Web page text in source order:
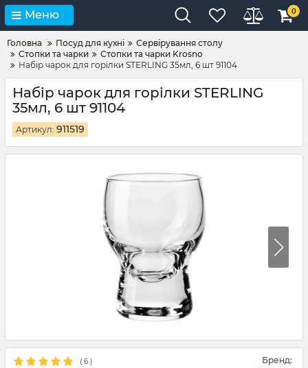
Меню 0
Головна Посуд для кухні
Сервірування столу
Стопки та чарки
Стопки та чарки Krosno
Набір чарок для горілки STERLING 35мл, 6 шт 91104
Набір чарок для горілки STERLING
35мл, 6 шт 91104
Артикул: 911519
( 6 ) Бренд: